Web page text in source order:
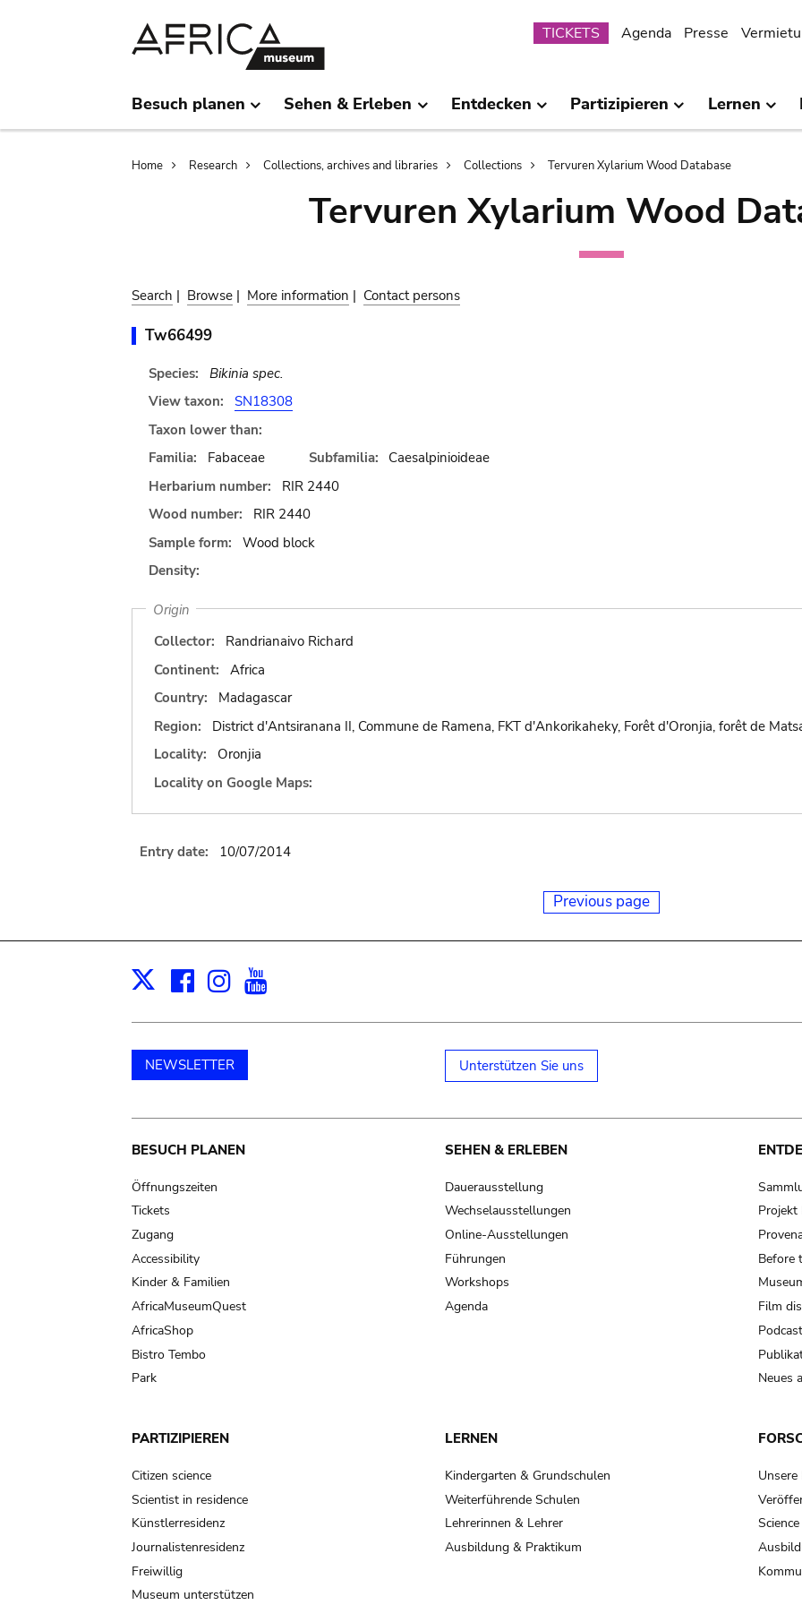
Submenu
TICKETS Agenda Presse
Besuch planen Sehen & Erleben Entdecken Partizipieren Lernen
Breadcrumb
Home Research Collections, archives and libraries Collections Tervuren Xylarium Wood Database
Tervuren Xylarium Wood
Search | Browse | More information | Contact persons
Tw66499
Species:
Bikinia spec.
View taxon:
SN18308
Taxon lower than:
Familia:
Fabaceae Subfamilia:
Caesalpinioideae
Herbarium number:
RIR 2440
Wood number:
RIR 2440
Sample form:
Wood block
Density:
Origin
Collector:
Randrianaivo Richard
Continent:
Africa
Country:
Madagascar
Region:
District d'Antsiranana II, Commune de Ramena, FKT d'Ankorikaheky, Forêt d'Oronjia, forêt de
Locality:
Oronjia
Locality on Google Maps:
Entry date: 10/07/2014
Previous page
X Facebook
Instagram
NEWSLETTER Unterstützen Sie uns
Main
navigation
BESUCH PLANEN
Öffnungszeiten
Tickets
Zugang
Accessibility
Kinder & Familien
AfricaMuseumQuest
AfricaShop
Bistro Tembo
Park
SEHEN & ERLEBEN
Dauerausstellung
Wechselausstellungen
Online-Ausstellungen
Führungen
Workshops
Agenda
Projekt
Before
Film
Neues
PARTIZIPIEREN
Citizen science
Scientist in residence
Künstlerresidenz
Journalistenresidenz
Freiwillig
Museum unterstützen
LERNEN
Kindergarten & Grundschulen
Weiterführende Schulen
Lehrerinnen & Lehrer
Ausbildung & Praktikum